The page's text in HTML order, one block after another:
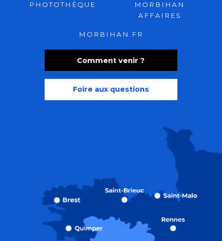
Comment venir ?
Foire aux questions
PHOTOTHÈQUE
MORBIHAN
AFFAIRES
MORBIHAN.FR